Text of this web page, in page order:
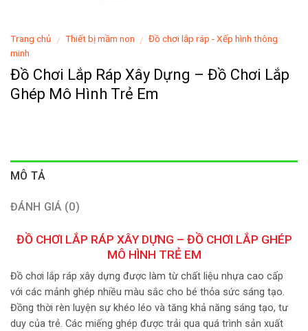
Trang chủ / Thiết bị mầm non / Đồ chơi lắp ráp - Xếp hình thông
minh
Đồ Chơi Lắp Ráp Xây Dựng – Đồ Chơi Lắp
Ghép Mô Hình Trẻ Em
MÔ TẢ
ĐÁNH GIÁ (0)
ĐỒ CHƠI LẮP RÁP XÂY DỰNG – ĐỒ CHƠI LẮP GHÉP
MÔ HÌNH TRẺ EM
Đồ chơi lắp ráp xây dựng được làm từ chất liệu nhựa cao cấp
với các mảnh ghép nhiều màu sắc cho bé thỏa sức sáng tạo.
Đồng thời rèn luyện sự khéo léo và tăng khả năng sáng tạo, tư
duy của trẻ. Các miếng ghép được trải qua quá trình sản xuất